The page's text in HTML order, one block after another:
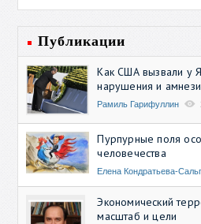
Публикации
Как США вызвали у
нарушения и
Рамиль Гарифуллин
Пурпурные поля
человечества
Елена Кондратьева-
Экономический
масштаб и цели